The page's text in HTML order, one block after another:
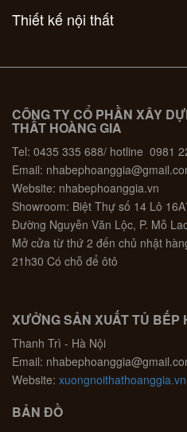
Thiết kế nội thất
CÔNG TY CỔ PHẦN XÂY
THẤT HOÀNG GIA
Tel: 0435 335 688/ hotline 0981
Email:
Website: nhabephoanggia.vn
Showroom: Biệt Thự số 14 Lô
Đường Nguyễn Văn Lộc, P. Mỗ
Mở cửa từ thứ 2 đến chủ nhật
21h30 Có chỗ để ôtô
XƯỞNG SẢN XUẤT TỦ BẾP
Thanh Trì - Hà Nội
Email:
Website: xuongnoithathoanggia.vn
BẢN ĐỒ